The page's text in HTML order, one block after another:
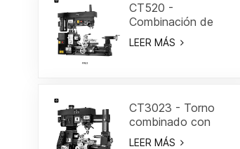
CT520 -
Combinación de
torno/fresa de 19-
3/5"
LEER MÁS
CT3023 - Torno
combinado con
marco Gantry 18"
LEER MÁS